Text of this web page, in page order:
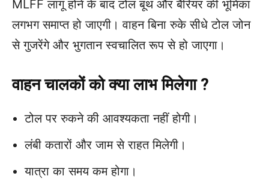
MLFF लागू होने के बाद टोल बूथ और बैरियर की भूमिका
लगभग समाप्त हो जाएगी। वाहन बिना रुके सीधे टोल जोन
से गुजरेंगे और भुगतान स्वचालित रूप से हो जाएगा।
वाहन चालकों को क्या लाभ मिलेगा ?
टोल पर रुकने की आवश्यकता नहीं होगी।
लंबी कतारों और जाम से राहत मिलेगी।
यात्रा का समय कम होगा।